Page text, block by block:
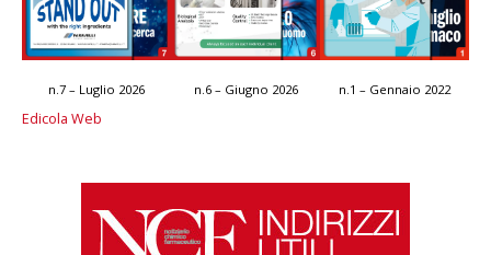
n.7 – Luglio 2026 n.6 – Giugno 2026 n.1 – Gennaio 2022
Edicola Web